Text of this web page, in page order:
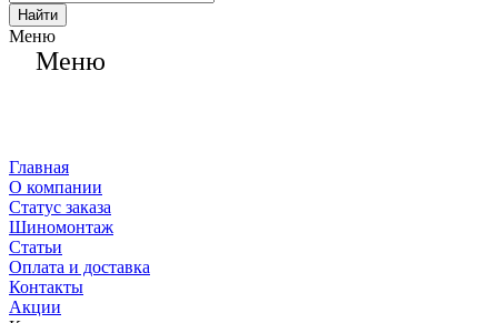
Найти
Меню
Меню
Главная
О компании
Статус заказа
Шиномонтаж
Статьи
Оплата и доставка
Контакты
Акции